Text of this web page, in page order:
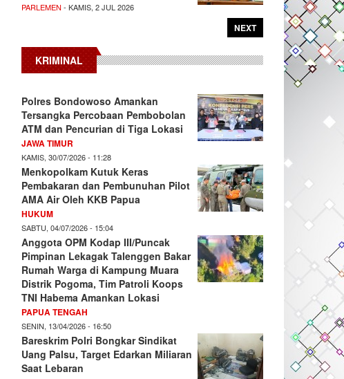
PARLEMEN - KAMIS, 2 JUL 2026
NEXT
KRIMINAL
Polres Bondowoso Amankan
Tersangka Percobaan Pembobolan
ATM dan Pencurian di Tiga Lokasi
JAWA TIMUR
KAMIS, 30/07/2026 - 11:28
Menkopolkam Kutuk Keras
Pembakaran dan Pembunuhan Pilot
AMA Air Oleh KKB Papua
HUKUM
SABTU, 04/07/2026 - 15:04
Anggota OPM Kodap III/Puncak
Pimpinan Lekagak Talenggen Bakar
Rumah Warga di Kampung Muara
Distrik Pogoma, Tim Patroli Koops
TNI Habema Amankan Lokasi
PAPUA TENGAH
SENIN, 13/04/2026 - 16:50
Bareskrim Polri Bongkar Sindikat
Uang Palsu, Target Edarkan Miliaran
Saat Lebaran